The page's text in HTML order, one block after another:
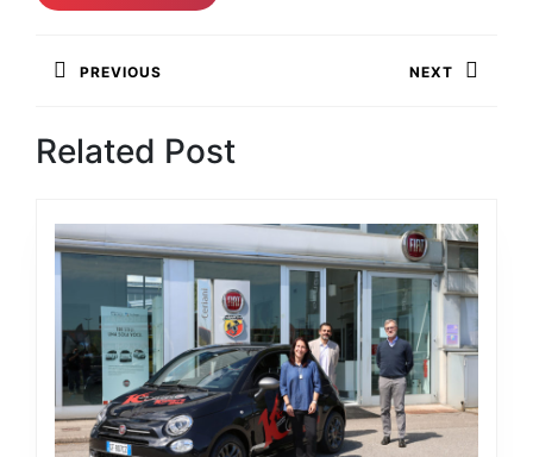
Navigazione
PREVIOUS
post:
NEXT
Related Post